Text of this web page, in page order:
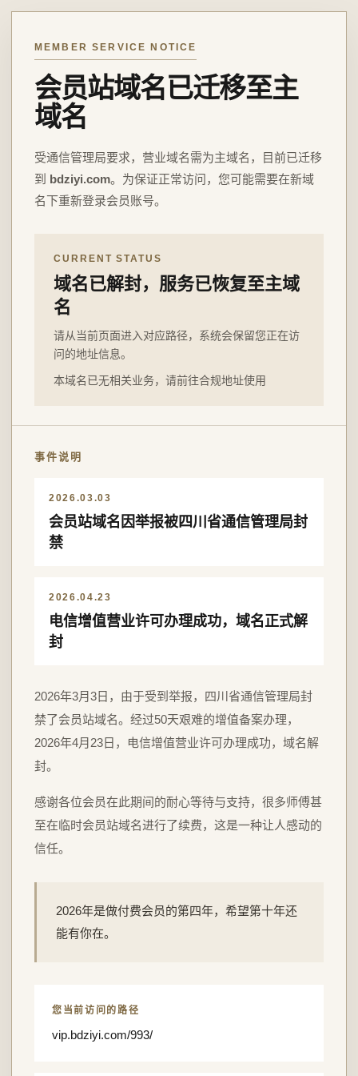
MEMBER SERVICE NOTICE
会员站域名已迁移至主
域名
受通信管理局要求，营业域名需为主域名，目前已迁移
到 bdziyi.com。为保证正常访问，您可能需要在新域
名下重新登录会员账号。
CURRENT STATUS
域名已解封，服务已恢复至主域
名
请从当前页面进入对应路径，系统会保留您正在访
问的地址信息。
本域名已无相关业务，请前往合规地址使用
事件说明
2026.03.03
会员站域名因举报被四川省通信管理局封
禁
2026.04.23
电信增值营业许可办理成功，域名正式解
封
2026年3月3日，由于受到举报，四川省通信管理局封
禁了会员站域名。经过50天艰难的增值备案办理，
2026年4月23日，电信增值营业许可办理成功，域名解
封。
感谢各位会员在此期间的耐心等待与支持，很多师傅甚
至在临时会员站域名进行了续费，这是一种让人感动的
信任。
2026年是做付费会员的第四年，希望第十年还
能有你在。
您当前访问的路径
vip.bdziyi.com/993/